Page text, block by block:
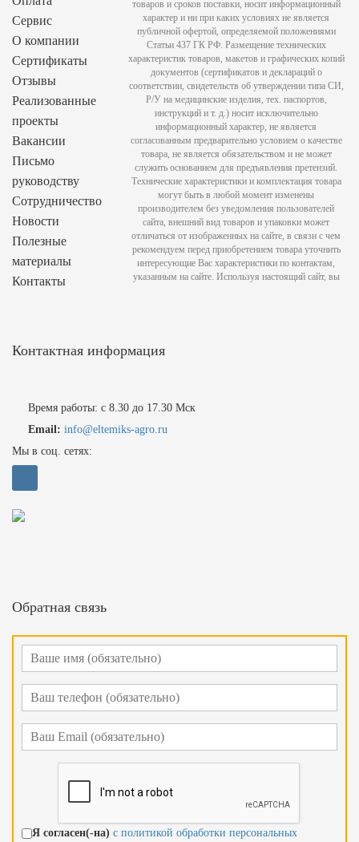
Сервис
О компании
Сертификаты
Отзывы
Реализованные
проекты
Вакансии
Письмо
руководству
Сотрудничество
Новости
Полезные
материалы
Контакты
Контактная информация
Время работы: с 8.30 до 17.30 Мск
Email: info@eltemiks-agro.ru
Мы в соц. сетях:
Обратная связь
Я согласен(-на) с политикой обработки персональных
товаров и сроков поставки, носит информационный
характер и ни при каких условиях не является
публичной офертой, определяемой положениями
Статьи 437 ГК РФ. Размещение технических
характеристик товаров, макетов и графических копий
документов (сертификатов и деклараций о
соответствии, свидетельств об утверждении типа СИ,
Р/У на медицинские изделия, тех. паспортов,
инструкций и т. д.) носит исключительно
информационный характер, не является
согласованным предварительно условием о качестве
товара, не является обязательством и не может
служить основанием для предъявления претензий.
Технические характеристики и комплектация товара
могут быть в любой момент изменены
производителем без уведомления пользователей
сайта, внешний вид товаров и упаковки может
отличаться от изображенных на сайте, в связи с чем
рекомендуем перед приобретением товара уточнить
интересующие Вас характеристики по контактам,
указанным на сайте. Используя настоящий сайт, вы